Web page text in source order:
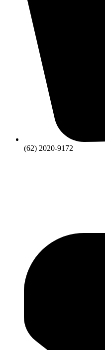
(62) 2020-9172